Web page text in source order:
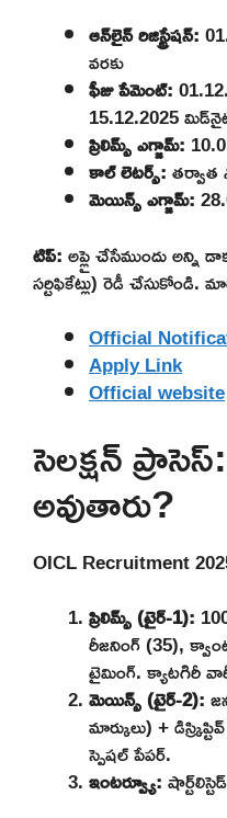
ఆన్‌లైన్ రిజిస్ట్రేషన్:
వరకు
ఫీజు పేమెంట్:
15.12.2025
ప్రిలిమ్స్ ఎగ్జామ్:
కాల్ లెటర్స్:తర్వాత
మెయిన్స్ ఎగ్జామ్:
టిప్:అప్లై చేసేముందు అన్ని
సర్టిఫికేట్లు) రెడీ చేసుకోండి.
Official
Apply Link
Official website
సెలక్షన్
అవుతారు?
OICL Recruitment
ప్రిలిమ్స్ (టైర్-1):
రీజనింగ్ (35),
టైమింగ్. క్యాటగిరీ
మెయిన్స్ (టైర్-2):
మార్కులు) +
స్పెషల్ పేపర్.
ఇంటర్వ్యూ: